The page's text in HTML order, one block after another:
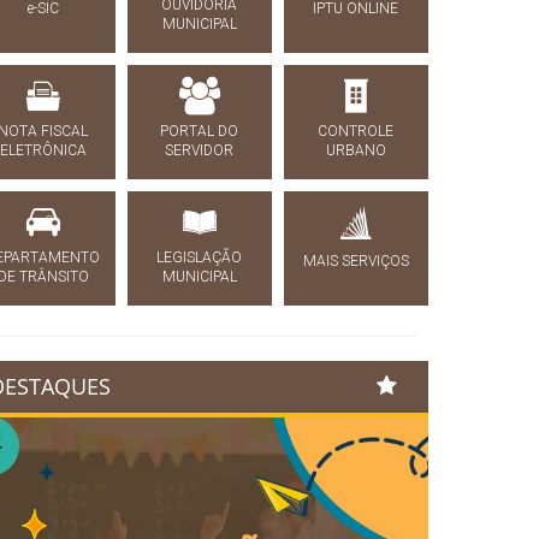
e-SIC
OUVIDORIA
MUNICIPAL
IPTU ONLINE
FISCAL
ELETRÔNICA
PORTAL DO
SERVIDOR
CONTROLE
URBANO
TRÂNSITO
LEGISLAÇÃO
MUNICIPAL
MAIS SERVIÇOS